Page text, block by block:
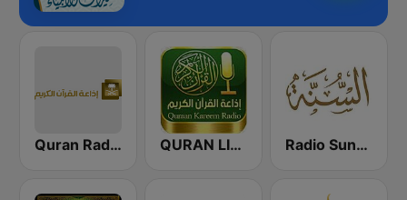
Quran Radio اذاعة القرآن الكريم - الرياض QURAN LIVE RADIO Radio Sunna إذاعة السنة